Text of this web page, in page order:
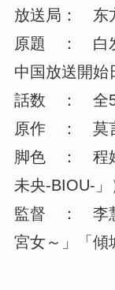
放送局： 东
原題 ： 白
中国放送開
話数 ： 全
原作 ： 莫言
脚色 ： 程婷
未央-BIOU-」
監督 ： 李慧
宮女～」「傾